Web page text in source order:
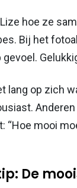
hoe ze
Bij het
lang op zich
“Hoe mooi
De